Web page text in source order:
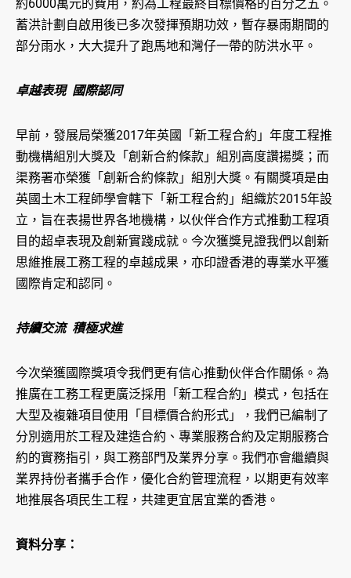
約6000萬元的費用，約為工程最終目標價格的百分之五。
蓄洪計劃自啟用後已多次發揮預期功效，暫存暴雨期間的
部分雨水，大大提升了跑馬地和灣仔一帶的防洪水平。
卓越表現 國際認同
早前，發展局榮獲2017年英國「新工程合約」年度工程推
動機構組別大獎及「創新合約條款」組別高度讚揚獎；而
渠務署亦榮獲「創新合約條款」組別大獎。有關獎項是由
英國土木工程師學會轄下「新工程合約」組織於2015年設
立，旨在表揚世界各地機構，以伙伴合作方式推動工程項
目的超卓表現及創新實踐成就。今次獲獎見證我們以創新
思維推展工務工程的卓越成果，亦印證香港的專業水平獲
國際肯定和認同。
持續交流 積極求進
今次榮獲國際獎項令我們更有信心推動伙伴合作關係。為
推廣在工務工程更廣泛採用「新工程合約」模式，包括在
大型及複雜項目使用「目標價合約形式」，我們已編制了
分別適用於工程及建造合約、專業服務合約及定期服務合
約的實務指引，與工務部門及業界分享。我們亦會繼續與
業界持份者攜手合作，優化合約管理流程，以期更有效率
地推展各項民生工程，共建更宜居宜業的香港。
資料分享：